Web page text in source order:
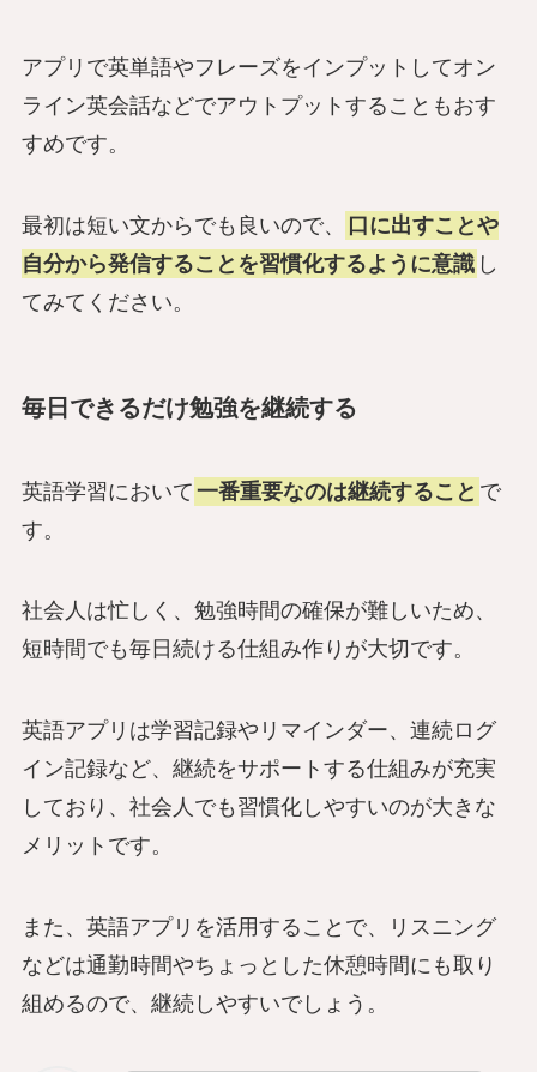
アプリで英単語やフレーズをインプットしてオン
ライン英会話などでアウトプットすることもおす
すめです。
最初は短い文からでも良いので、
口に出すことや
自分から発信することを習慣化するように意識 し
てみてください。
毎日できるだけ勉強を継続する
英語学習において 一番重要なのは継続すること で
す。
社会人は忙しく、勉強時間の確保が難しいため、
短時間でも毎日続ける仕組み作りが大切です。
英語アプリは学習記録やリマインダー、連続ログ
イン記録など、継続をサポートする仕組みが充実
しており、社会人でも習慣化しやすいのが大きな
メリットです。
また、英語アプリを活用することで、リスニング
などは通勤時間やちょっとした休憩時間にも取り
組めるので、継続しやすいでしょう。